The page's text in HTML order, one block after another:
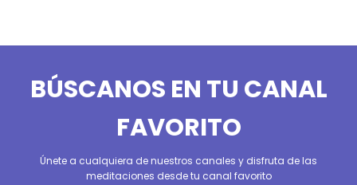
BÚSCANOS EN TU CANAL
FAVORITO
Únete a cualquiera de nuestros canales y disfruta de las
meditaciones desde tu canal favorito